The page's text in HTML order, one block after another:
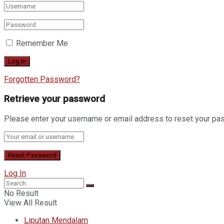
Remember Me
Forgotten Password?
Retrieve your password
Please enter your username or email address to reset your
Log In
No Result
View All Result
Liputan Mendalam